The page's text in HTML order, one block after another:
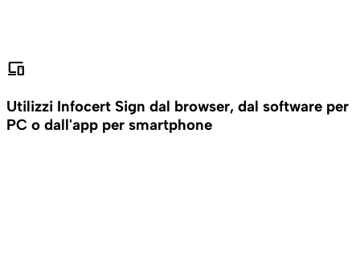
devices
Utilizzi Infocert Sign dal browser, dal software per
PC o dall'app per smartphone